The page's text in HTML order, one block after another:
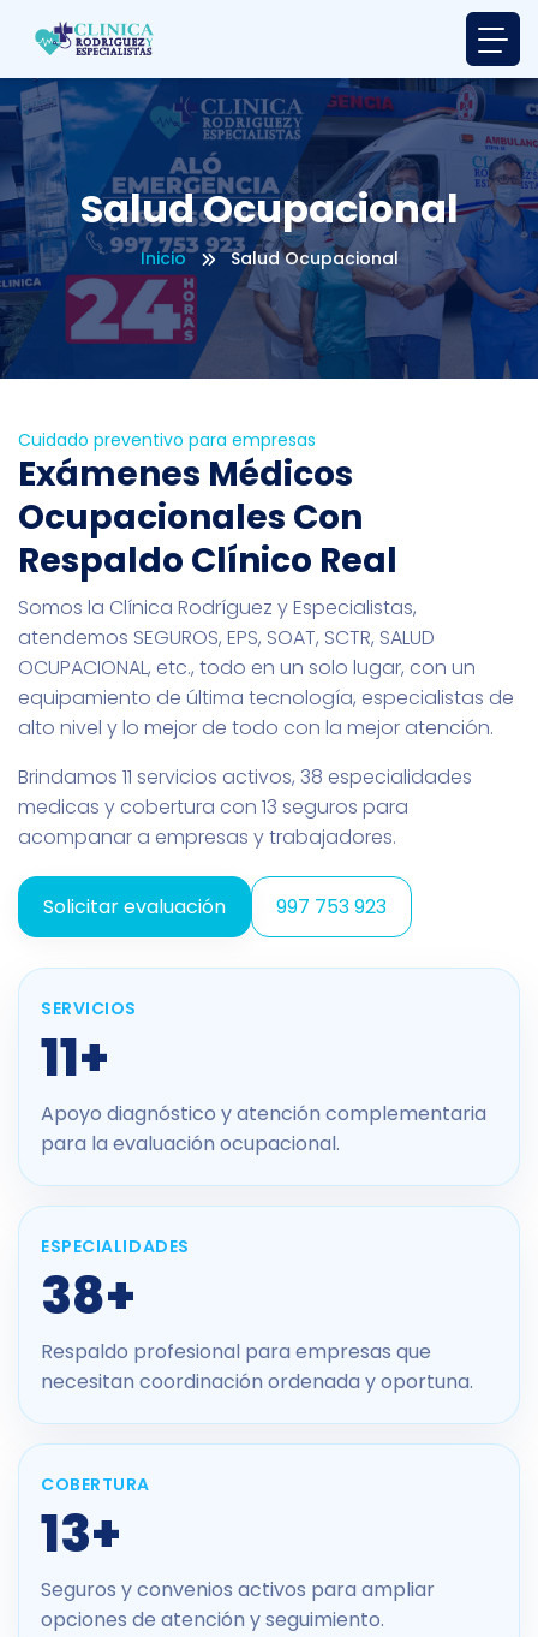
Salud Ocupacional
Inicio Salud Ocupacional
Cuidado preventivo para empresas
Exámenes Médicos
Ocupacionales Con
Respaldo Clínico Real
Somos la Clínica Rodríguez y Especialistas,
atendemos SEGUROS, EPS, SOAT, SCTR, SALUD
OCUPACIONAL, etc., todo en un solo lugar, con un
equipamiento de última tecnología, especialistas de
alto nivel y lo mejor de todo con la mejor atención.
Brindamos 11 servicios activos, 38 especialidades
medicas y cobertura con 13 seguros para
acompanar a empresas y trabajadores.
Solicitar evaluación 997 753 923
SERVICIOS
11+
Apoyo diagnóstico y atención complementaria
para la evaluación ocupacional.
ESPECIALIDADES
38+
Respaldo profesional para empresas que
necesitan coordinación ordenada y oportuna.
COBERTURA
13+
Seguros y convenios activos para ampliar
opciones de atención y seguimiento.